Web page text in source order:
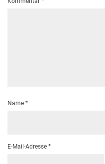
Name *
E-Mail-Adresse *